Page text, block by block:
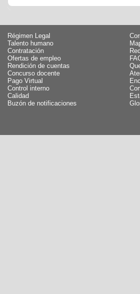
Régimen Legal
Talento humano
Contratación
Ofertas de empleo
Rendición de cuentas
Concurso docente
Pago Virtual
Control interno
Calidad
Buzón de notificaciones